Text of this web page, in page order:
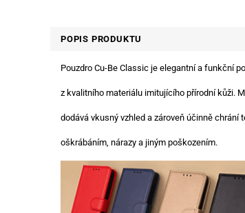
POPIS PRODUKTU
Pouzdro Cu-Be Classic je elegantní a funkční
z kvalitního materiálu imitujícího přírodní kůži.
dodává vkusný vzhled a zároveň účinně chrání
oškrábáním, nárazy a jiným poškozením.